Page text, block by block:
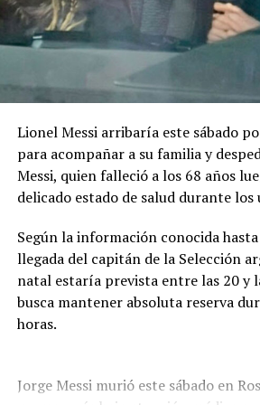
Uno de los puntos particulares del
bases contemplan expresamente el
artificial generativa. Sin embargo, las
podrán utilizarse solamente como
determinados procesos.
La IA podrá intervenir en la edición,
masterización del audio, en tareas
producción y en la generación de
instrumentales utilizados como
la estructura de la canción deberán
íntegramente humana.
No estará permitido utilizar
generar total o sustancialmente la
originalidad o que reproduzcan
Lionel Messi arribaría este sábado
para acompañar a su familia y
Messi, quien falleció a los 68 años
delicado estado de salud durante los
Según la información conocida
llegada del capitán de la Selección
natal estaría prevista entre las 20 y
busca mantener absoluta reserva
horas.
Jorge Messi murió este sábado en